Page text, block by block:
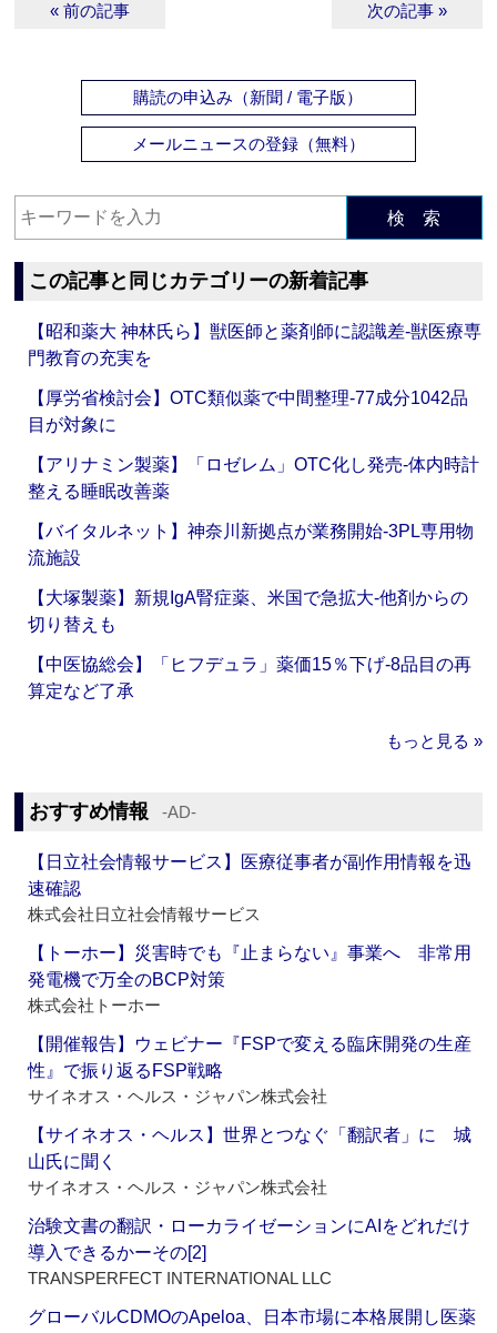
« 前の記事 次の記事 »
購読の申込み（新聞 / 電子版）
メールニュースの登録（無料）
検 索
この記事と同じカテゴリーの新着記事
【昭和薬大 神林氏ら】獣医師と薬剤師に認識差‐獣医療専
門教育の充実を
【厚労省検討会】OTC類似薬で中間整理‐77成分1042品
目が対象に
【アリナミン製薬】「ロゼレム」OTC化し発売‐体内時計
整える睡眠改善薬
【バイタルネット】神奈川新拠点が業務開始‐3PL専用物
流施設
【大塚製薬】新規IgA腎症薬、米国で急拡大‐他剤からの
切り替えも
【中医協総会】「ヒフデュラ」薬価15％下げ‐8品目の再
算定など了承
もっと見る »
おすすめ情報 ‐AD‐
【日立社会情報サービス】医療従事者が副作用情報を迅
速確認
株式会社日立社会情報サービス
【トーホー】災害時でも『止まらない』事業へ 非常用
発電機で万全のBCP対策
株式会社トーホー
【開催報告】ウェビナー『FSPで変える臨床開発の生産
性』で振り返るFSP戦略
サイネオス・ヘルス・ジャパン株式会社
【サイネオス・ヘルス】世界とつなぐ「翻訳者」に 城
山氏に聞く
サイネオス・ヘルス・ジャパン株式会社
治験文書の翻訳・ローカライゼーションにAIをどれだけ
導入できるかーその[2]
TRANSPERFECT INTERNATIONAL LLC
グローバルCDMOのApeloa、日本市場に本格展開し医薬